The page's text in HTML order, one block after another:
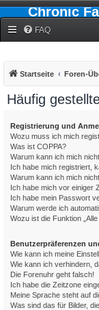
Chronic
FAQ
Startseite Foren-
Häufig
Registrierung und
Wozu muss ich mich
Was ist COPPA?
Warum kann ich mich
Ich habe mich registriert,
Warum kann ich mich
Ich habe mich vor einiger
Ich habe mein Passwort
Warum werde ich
Wozu ist die Funktion
Benutzerpräferenzen
Wie kann ich meine
Wie kann ich verhindern,
Die Forenuhr geht falsch!
Ich habe die Zeitzone
Meine Sprache steht auf
Was sind das für Bilder,